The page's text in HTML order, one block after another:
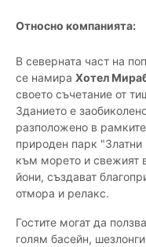
Относно компанията:
В северната част на
се намира Хотел
своето съчетание от
Зданието е
разположено в
природен парк
към морето и свежият
йони, създават
отмора и релакс.
Гостите могат да
голям басейн,